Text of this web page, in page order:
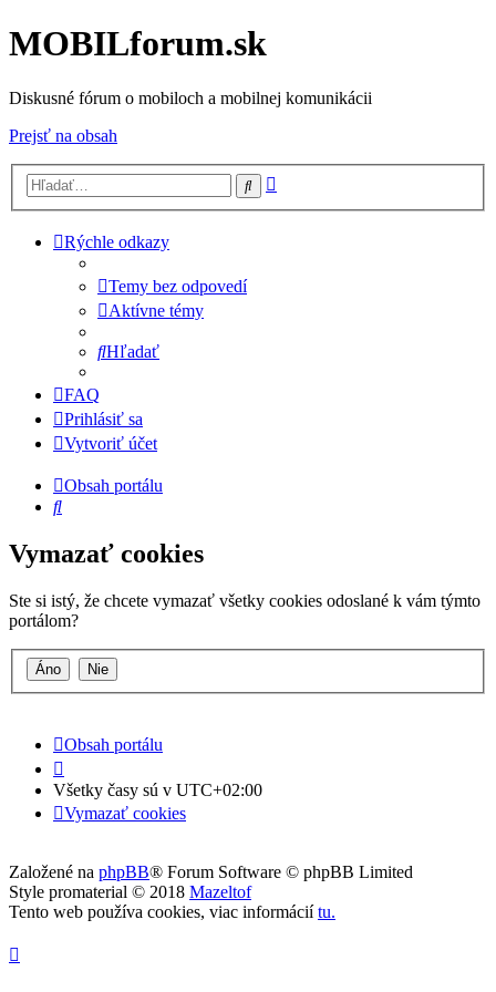
MOBILforum.sk
Diskusné fórum o mobiloch a mobilnej komunikácii
Prejsť na obsah
Hľadať
Rýchle odkazy
Temy bez odpovedí
Aktívne témy
Hľadať
FAQ
Prihlásiť sa
Vytvoriť účet
Obsah portálu
Hľadať
Vymazať cookies
Ste si istý, že chcete vymazať všetky cookies odoslané k vám týmto
portálom?
Obsah portálu
Všetky časy sú v UTC+02:00
Vymazať cookies
Založené na phpBB® Forum Software © phpBB Limited
Style promaterial © 2018 Mazeltof
Tento web používa cookies, viac informáciítu.